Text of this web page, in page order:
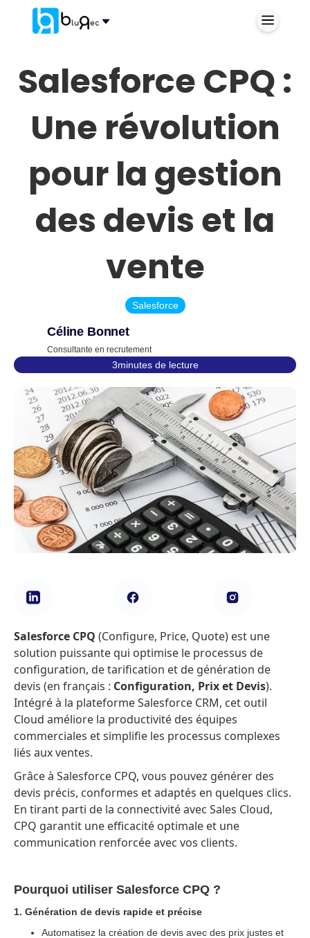
Salesforce CPQ :
Une révolution
pour la gestion
des devis et la
vente
Salesforce
Céline Bonnet
Consultante en recrutement
3minutes de lecture
Salesforce CPQ (Configure, Price, Quote) est une
solution puissante qui optimise le processus de
configuration, de tarification et de génération de
devis (en français : Configuration, Prix et Devis).
Intégré à la plateforme Salesforce CRM, cet outil
Cloud améliore la productivité des équipes
commerciales et simplifie les processus complexes
liés aux ventes.
Grâce à Salesforce CPQ, vous pouvez générer des
devis précis, conformes et adaptés en quelques clics.
En tirant parti de la connectivité avec Sales Cloud,
CPQ garantit une efficacité optimale et une
communication renforcée avec vos clients.
Pourquoi utiliser Salesforce CPQ ?
1. Génération de devis rapide et précise
Automatisez la création de devis avec des prix justes et